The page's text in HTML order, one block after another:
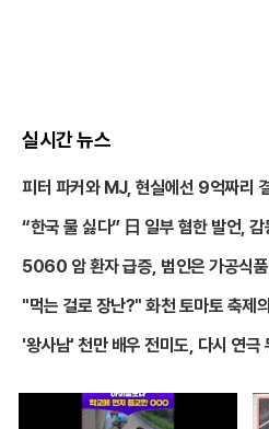
실시간 뉴스
피터 파커와 MJ, 현실에선 9억짜리
“한국 물 싫다” 日 일부 혐한 발언, 감
5060 암 환자 급증, 범인은 가공식
"먹는 걸로 장난?" 화천 토마토 축제
'왕사남' 천만 배우 전미도, 다시 연극